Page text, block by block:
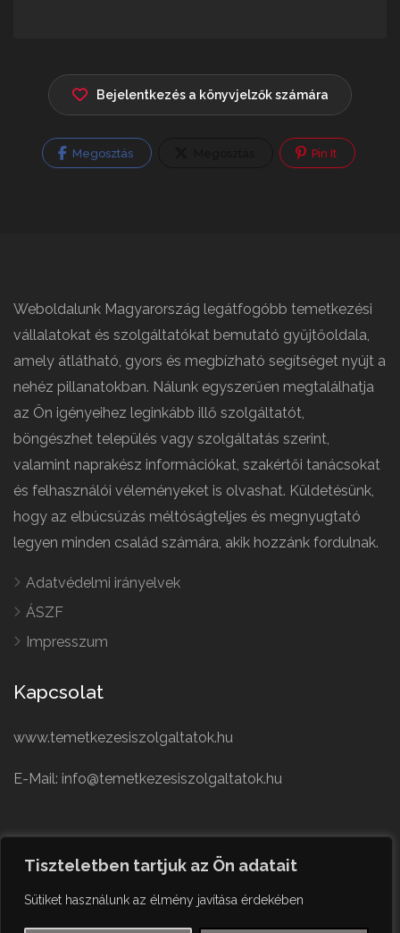
Tiszteletben tartjuk az Ön adatait
Sütiket használunk az élmény javítása érdekében
Bejelentkezés a könyvjelzők számára
Megosztás Pin It
Weboldalunk Magyarország legátfogóbb temetkezési
vállalatokat és szolgáltatókat bemutató gyűjtőoldala,
amely átlátható, gyors és megbízható segítséget nyújt a
nehéz pillanatokban. Nálunk egyszerűen megtalálhatja
az Ön igényeihez leginkább illő szolgáltatót,
böngészhet település vagy szolgáltatás szerint,
valamint naprakész információkat, szakértői tanácsokat
és felhasználói véleményeket is olvashat. Küldetésünk,
hogy az elbúcsúzás méltóságteljes és megnyugtató
legyen minden család számára, akik hozzánk fordulnak.
Adatvédelmi irányelvek
ÁSZF
Impresszum
Kapcsolat
www.temetkezesiszolgaltatok.hu
E-Mail: info@temetkezesiszolgaltatok.hu
Czech
German